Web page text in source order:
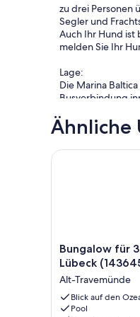
zu drei Personen
Segler und
Auch Ihr Hund
melden Sie Ihr
Lage:
Die Marina
Busverbindung
den Stränden.
Service:
Auf unserem
Besuch wert und
(siehe unten).
Die Ostseecard
Zweitwohnsitzes.
Ähnliche
Bungalow
für
Gäste
mit
17m²
Bungalow für
Lübeck
Alt-Travemünde
Blick auf den
Pool
Bungalow für 3